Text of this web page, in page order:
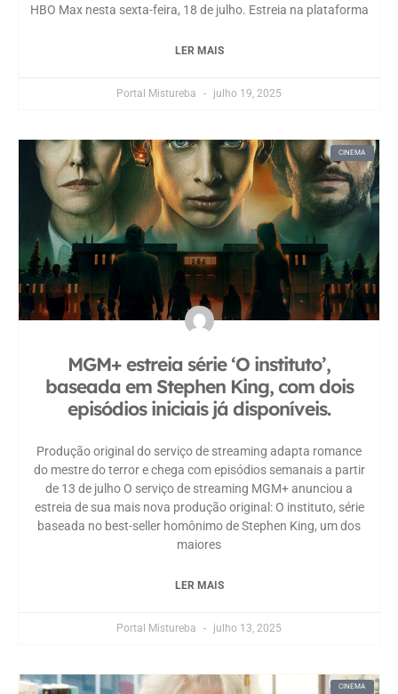
HBO Max nesta sexta-feira, 18 de julho. Estreia na plataforma
LER MAIS
Portal Mistureba julho 19, 2025
CINEMA
MGM+ estreia série ‘O instituto’,
baseada em Stephen King, com dois
episódios iniciais já disponíveis.
Produção original do serviço de streaming adapta romance
do mestre do terror e chega com episódios semanais a partir
de 13 de julho O serviço de streaming MGM+ anunciou a
estreia de sua mais nova produção original: O instituto, série
baseada no best-seller homônimo de Stephen King, um dos
maiores
LER MAIS
Portal Mistureba julho 13, 2025
CINEMA